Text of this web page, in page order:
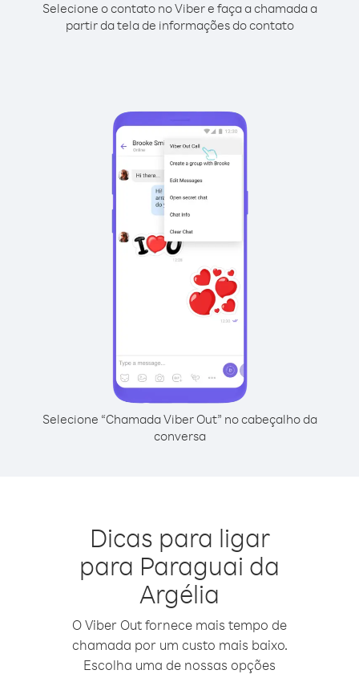
Selecione o contato no Viber e faça a chamada a
partir da tela de informações do contato
Selecione “Chamada Viber Out” no cabeçalho da
conversa
Dicas para ligar
para Paraguai da
Argélia
O Viber Out fornece mais tempo de
chamada por um custo mais baixo.
Escolha uma de nossas opções